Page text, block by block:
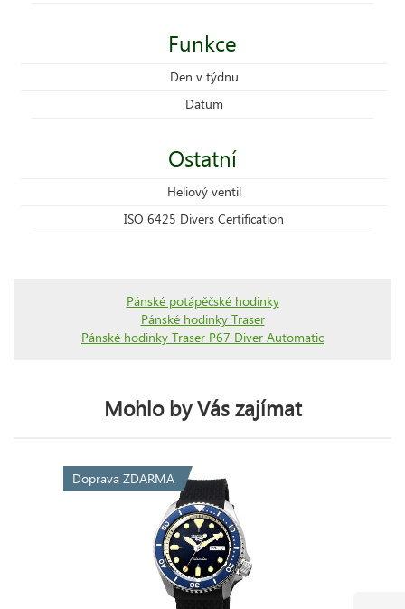
Funkce
Den v týdnu
Datum
Ostatní
Heliový ventil
ISO 6425 Divers Certification
Pánské potápěčské hodinky
Pánské hodinky Traser
Pánské hodinky Traser P67 Diver Automatic
Mohlo by Vás zajímat
Doprava ZDARMA